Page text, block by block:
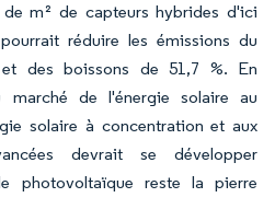
m² de capteurs hybrides d'ici
réduire les émissions du
des boissons de 51,7 %. En
marché de l'énergie solaire au
solaire à concentration et aux
devrait se développer
photovoltaïque reste la pierre